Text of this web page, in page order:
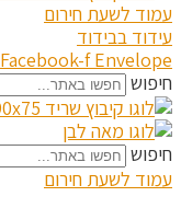
עמוד לשעת חירום
עידוד בבידוד
Facebook-f Envelope
חיפוש
חיפוש
עמוד לשעת חירום